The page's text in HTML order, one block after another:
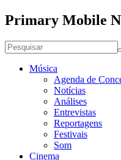
Primary Mobile
Música
Agenda de
Notícias
Análises
Entrevistas
Reportagens
Festivais
Som
Cinema